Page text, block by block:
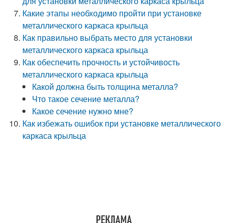
Какие этапы необходимо пройти при установке
металлического каркаса крыльца
Как правильно выбрать место для установки
металлического каркаса крыльца
Как обеспечить прочность и устойчивость
металлического каркаса крыльца
Какой должна быть толщина металла?
Что такое сечение металла?
Какое сечение нужно мне?
Как избежать ошибок при установке металлического
каркаса крыльца